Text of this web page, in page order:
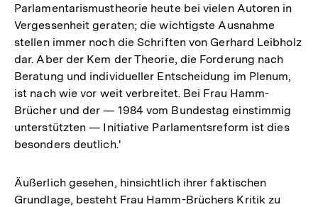
Parlamentarismustheorie heute bei vielen Autoren in
Vergessenheit geraten; die wichtigste Ausnahme
stellen immer noch die Schriften von Gerhard Leibholz
dar. Aber der Kem der Theorie, die Forderung nach
Beratung und individueller Entscheidung im Plenum,
ist nach wie vor weit verbreitet. Bei Frau Hamm-
Brücher und der — 1984 vom Bundestag einstimmig
unterstützten — Initiative Parlamentsreform ist dies
besonders deutlich.'
Äußerlich gesehen, hinsichtlich ihrer faktischen
Grundlage, besteht Frau Hamm-Brüchers Kritik zu